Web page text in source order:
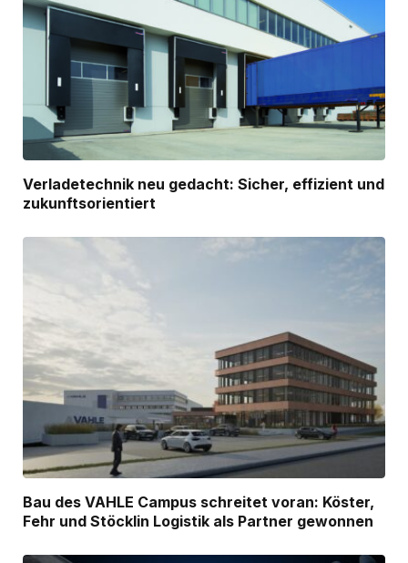
Verladetechnik neu gedacht: Sicher, effizient und
zukunftsorientiert
Bau des VAHLE Campus schreitet voran: Köster,
Fehr und Stöcklin Logistik als Partner gewonnen